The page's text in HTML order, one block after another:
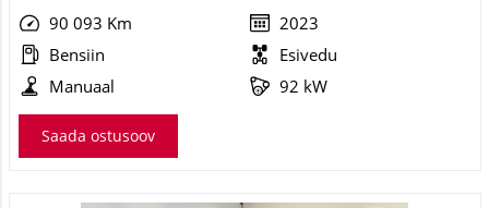
90 093 Km
2023
Bensiin
Esivedu
Manuaal
92 kW
Saada ostusoov